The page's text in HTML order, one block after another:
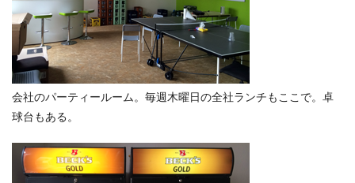
会社のパーティールーム。毎週木曜日の全社ランチもここで。卓
球台もある。